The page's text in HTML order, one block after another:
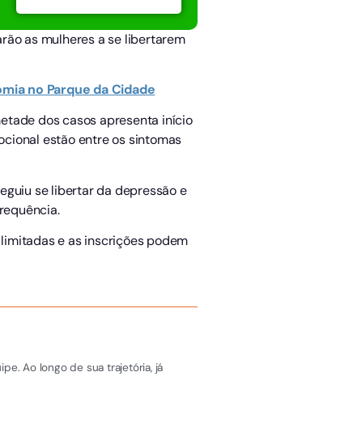
as mulheres a se libertarem
no Parque da Cidade
dos casos apresenta início
estão entre os sintomas
se libertar da depressão e
e as inscrições podem
Ao longo de sua trajetória, já